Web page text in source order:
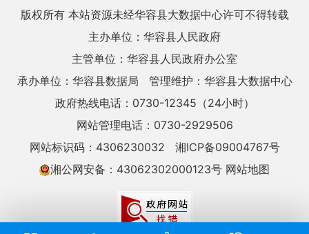
版权所有 本站资源未经华容县大数据中心许可不得转载
主办单位：华容县人民政府
主管单位：华容县人民政府办公室
承办单位：华容县数据局
管理维护：华容县大数据中心
政府热线电话：0730-12345（24小时）
网站管理电话：0730-2929506
网站标识码：4306230032
湘ICP备09004767号
湘公网安备：43062302000123号 网站地图